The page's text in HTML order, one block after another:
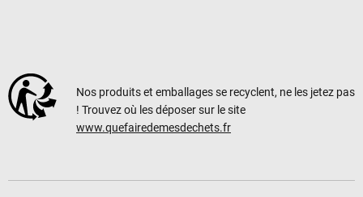
Nos produits et emballages se recyclent, ne les jetez pas
! Trouvez où les déposer sur le site
www.quefairedemesdechets.fr